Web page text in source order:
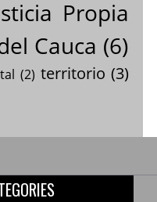
Propia
Cauca (6)
(2) territorio (3)